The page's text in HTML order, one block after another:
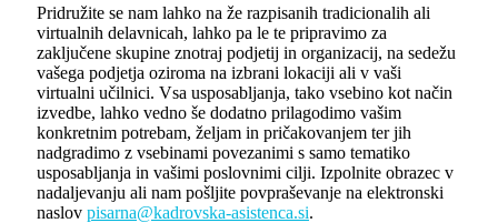
Pridružite se nam lahko na že razpisanih tradicionalih ali
virtualnih delavnicah, lahko pa le te pripravimo za
zaključene skupine znotraj podjetij in organizacij, na sedežu
vašega podjetja oziroma na izbrani lokaciji ali v vaši
virtualni učilnici. Vsa usposabljanja, tako vsebino kot način
izvedbe, lahko vedno še dodatno prilagodimo vašim
konkretnim potrebam, željam in pričakovanjem ter jih
nadgradimo z vsebinami povezanimi s samo tematiko
usposabljanja in vašimi poslovnimi cilji. Izpolnite obrazec v
nadaljevanju ali nam pošljite povpraševanje na elektronski
naslov pisarna@kadrovska-asistenca.si.